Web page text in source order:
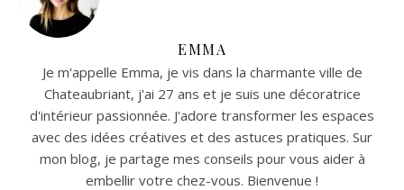
EMMA
Je m'appelle Emma, je vis dans la charmante ville de
Chateaubriant, j'ai 27 ans et je suis une décoratrice
d'intérieur passionnée. J'adore transformer les espaces
avec des idées créatives et des astuces pratiques. Sur
mon blog, je partage mes conseils pour vous aider à
embellir votre chez-vous. Bienvenue !